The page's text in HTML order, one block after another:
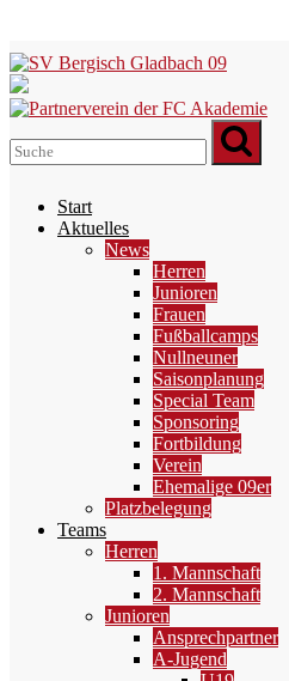
Skip
to
content
Start
Aktuelles
News
Herren
Junioren
Frauen
Fußballcamps
Nullneuner
Saisonplanung
Special Team
Sponsoring
Fortbildung
Verein
Ehemalige 09er
Platzbelegung
Teams
Herren
1. Mannschaft
2. Mannschaft
Junioren
Ansprechpartner
A-Jugend